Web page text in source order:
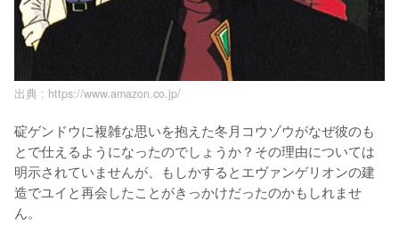
出典 : https://www.amazon.co.jp/
碇ゲンドウに複雑な思いを抱えた冬月コウゾウがなぜ彼のも
とで仕えるようになったのでしょうか？その理由については
明示されていませんが、もしかするとエヴァンゲリオンの建
造でユイと再会したことがきっかけだったのかもしれませ
ん。